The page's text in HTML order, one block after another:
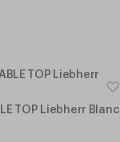
TOP Liebherr Blanc